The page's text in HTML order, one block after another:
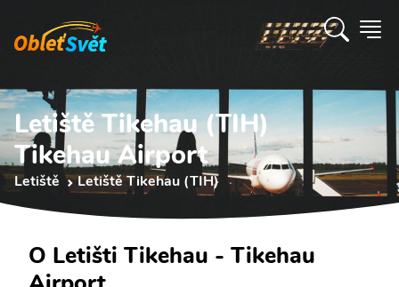
Letiště Tikehau (TIH)
Tikehau Airport
Letiště Letiště Tikehau (TIH)
O Letišti Tikehau - Tikehau